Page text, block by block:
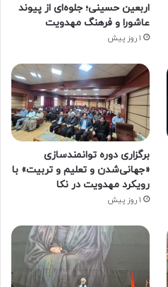
اربعین حسینی؛ جلوه‌ای از پیوند
عاشورا و فرهنگ مهدویت
1 روز پیش
برگزاری دوره توانمندسازی
«جهانی‌شدن و تعلیم و تربیت» با
رویکرد مهدویت در نکا
1 روز پیش